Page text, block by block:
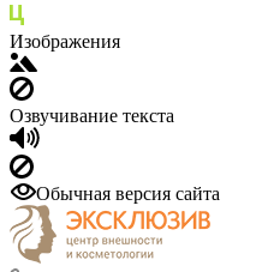
Изображения
Озвучивание текста
Обычная версия сайта